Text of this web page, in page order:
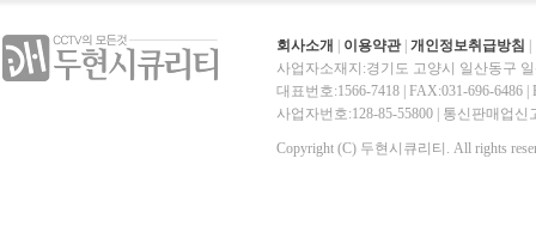
회사소개 이용약관| 개인정보취급방침
사업자소재지:경기도 고양시 일산동구
대표번호:1566-7418 | FAX:031-696-6486 |
사업자번호:128-85-55800 | 통신판매업
Copyright (C) 두현시큐리티. All rights